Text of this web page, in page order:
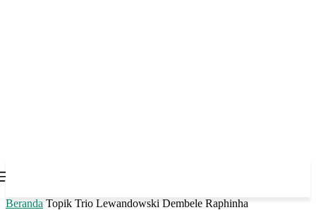
Beranda Topik Trio Lewandowski Dembele Raphinha